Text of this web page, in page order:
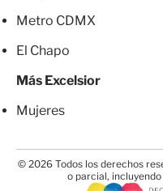
Metro CDMX
El Chapo
Más Excelsior
Mujeres
© 2026 Todos los derechos
o parcial,